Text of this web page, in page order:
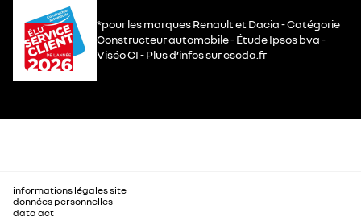
*pour les marques Renault et Dacia - Catégorie
Constructeur automobile - Étude Ipsos bva -
Viséo CI - Plus d’infos sur escda.fr
informations légales site
données personnelles
data act